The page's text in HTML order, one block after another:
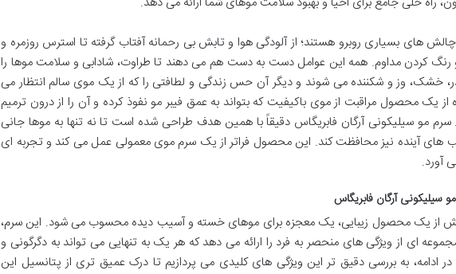
های بسیاری روبرو هستند؛ از آلودگی هوا و تابش بی رحمانه آفتاب گرفته تا استرس روزمره و
رنگ کردن مداوم. همه این عوامل دست به دست هم می دهند تا طراوت، شادابی و سلامت موها را
خشک، وز و شکننده می شوند و دیگر آن حس زندگی و لطافتی را که از یک موی سالم انتظار می
از یک محصول مراقبت از موی باکیفیت که بتواند به عمق فیبر مو نفوذ کرده و آن را از درون ترمیم
سرم مو سیلیکونی آرگان فابریگاس دقیقاً با همین هدف طراحی شده است تا نه تنها به موها جانی
های آینده نیز محافظت کند. این محصول فراتر از یک سرم موی معمولی عمل می کند و تجربه ای
آورد.
سیلیکونی آرگان فابریگاس
از یک محصول زیبایی، یک معجزه برای موهای خسته و آسیب دیده محسوب می شود. این سرم،
ای از ویژگی های منحصر به فرد را ارائه می دهد که هر یک به تنهایی می تواند به دگرگونی و
ادامه، به بررسی دقیق تر این ویژگی های کلیدی می پردازیم تا درک عمیق تری از پتانسیل این